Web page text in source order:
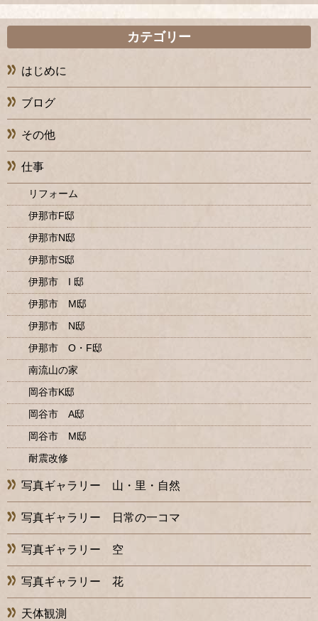
カテゴリー
はじめに
ブログ
その他
仕事
リフォーム
伊那市F邸
伊那市N邸
伊那市S邸
伊那市 I 邸
伊那市 M邸
伊那市 N邸
伊那市 O・F邸
南流山の家
岡谷市K邸
岡谷市 A邸
岡谷市 M邸
耐震改修
写真ギャラリー 山・里・自然
写真ギャラリー 日常の一コマ
写真ギャラリー 空
写真ギャラリー 花
天体観測